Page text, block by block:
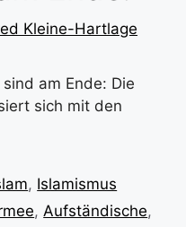
Kleine-Hartlage
am Ende: Die
sich mit den
, Islamismus
, Aufständische,